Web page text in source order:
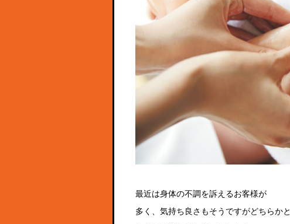
最近は身体の不調を訴えるお客様が
多く、気持ち良さもそうですがどちらかと